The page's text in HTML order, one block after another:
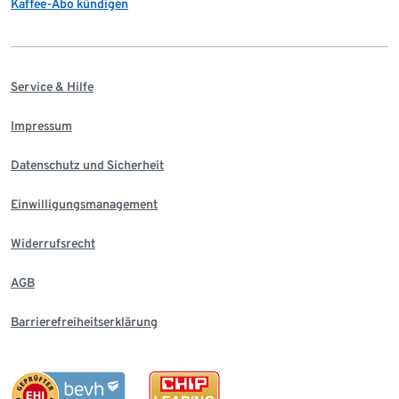
Kaffee-Abo kündigen
Service & Hilfe
Impressum
Datenschutz und Sicherheit
Einwilligungsmanagement
Widerrufsrecht
AGB
Barrierefreiheitserklärung